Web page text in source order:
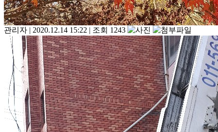
관리자 | 2020.12.14 15:22 | 조회 1243